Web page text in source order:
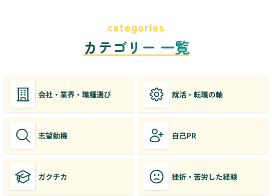
categories
カテゴリー 一覧
会社・業界・職種選び 就活・転職の軸
志望動機 自己PR
ガクチカ 挫折・苦労した経験